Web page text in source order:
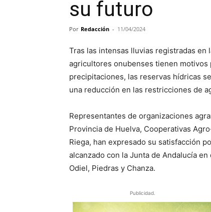
su futuro
Por Redacción - 11/04/2024
Tras las intensas lluvias registradas en
agricultores onubenses tienen motivos
precipitaciones, las reservas hídricas
una reducción en las restricciones de
Representantes de organizaciones
Provincia de Huelva, Cooperativas
Riega, han expresado su satisfacción
alcanzado con la Junta de Andalucía
Odiel, Piedras y Chanza.
Publicidad.